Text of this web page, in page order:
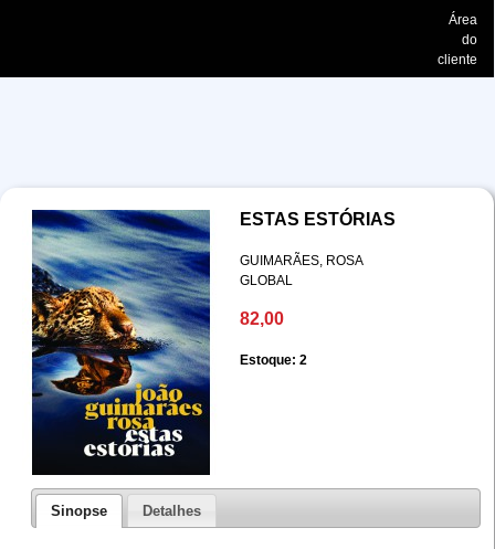
Área
do
cliente
ESTAS ESTÓRIAS
GUIMARÃES, ROSA
GLOBAL
82,00
Estoque: 2
Sinopse Detalhes